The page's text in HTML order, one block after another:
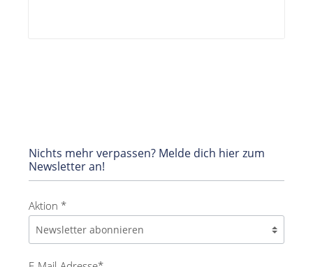
Nichts mehr verpassen? Melde dich hier zum
Newsletter an!
Aktion *